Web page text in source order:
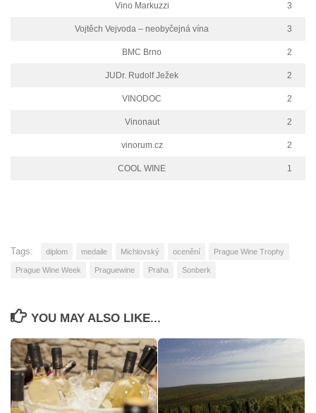
Vino Markuzzi 3
Vojtěch Vejvoda – neobyčejná vína 3
BMC Brno 2
JUDr. Rudolf Ježek 2
VINODOC 2
Vinonaut 2
vinorum.cz 2
COOL WINE 1
Tags: diplom medaile Michlovský ocenění Prague Wine Trophy
Prague Wine Week Praguewine Praha Sonberk
YOU MAY ALSO LIKE...